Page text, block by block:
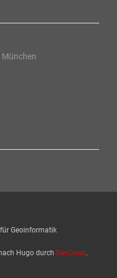
Geoinformatik
Hugo durch DevCows.